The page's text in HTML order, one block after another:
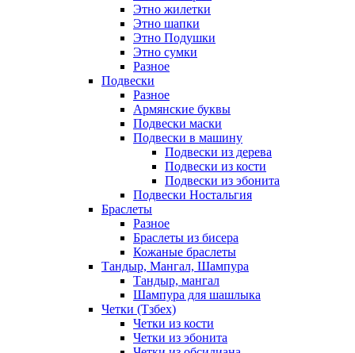
Этно жилетки
Этно шапки
Этно Подушки
Этно сумки
Разное
Подвески
Разное
Армянские буквы
Подвески маски
Подвески в машину
Подвески из дерева
Подвески из кости
Подвески из эбонита
Подвески Ностальгия
Браслеты
Разное
Браслеты из бисера
Кожаные браслеты
Тандыр, Мангал, Шампура
Тандыр, мангал
Шампура для шашлыка
Четки (Тзбех)
Четки из кости
Четки из эбонита